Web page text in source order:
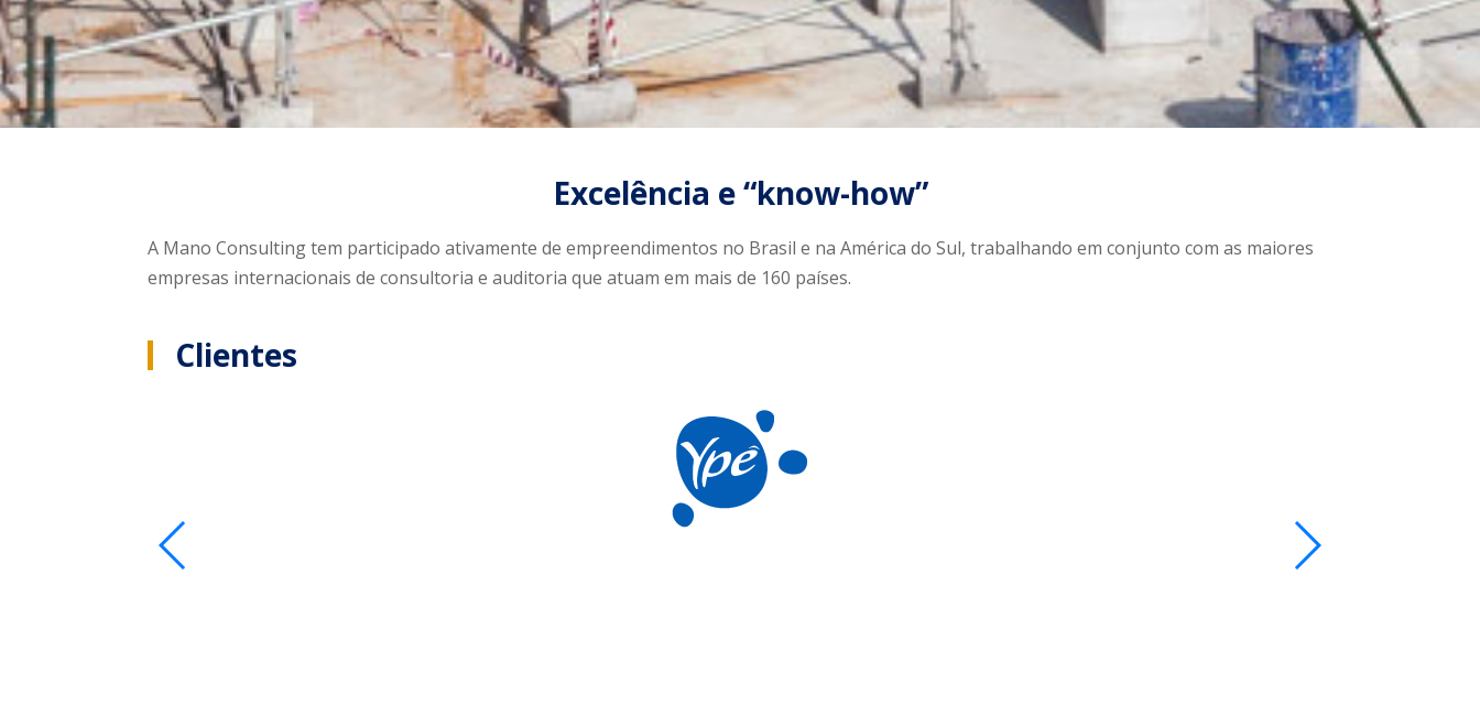
Excelência e “know-how”
A Mano Consulting tem participado ativamente de empreendimentos no Brasil e na América do Sul, trabalhando em conjunto com as maiores
empresas internacionais de consultoria e auditoria que atuam em mais de 160 países.
Clientes